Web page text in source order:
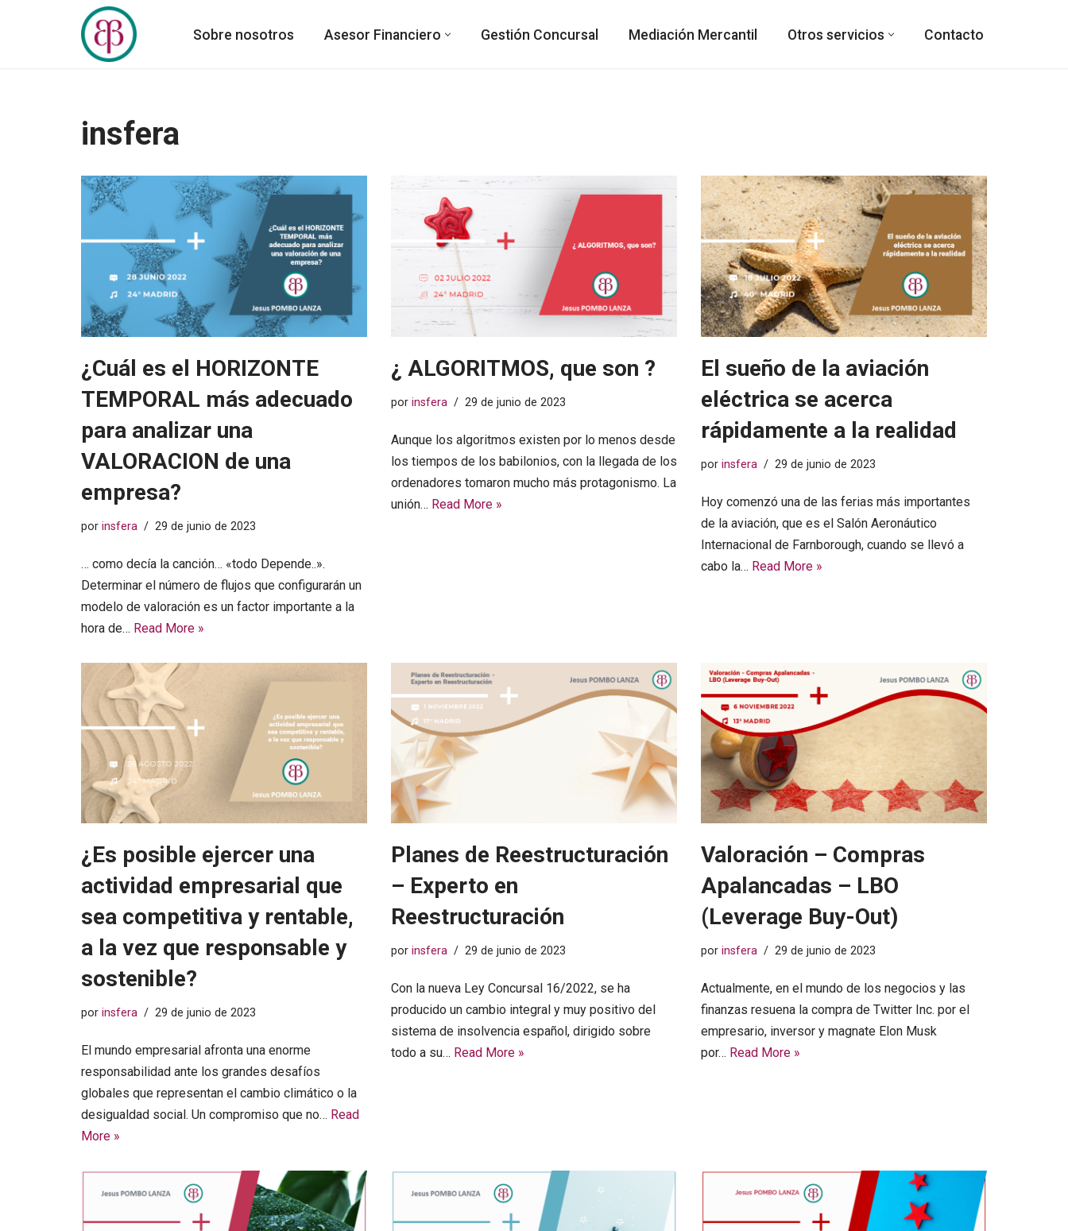
Sobre nosotros Asesor Financiero Gestión Concursal Mediación Mercantil Otros servicios Contacto
insfera
¿Cuál es el HORIZONTE
TEMPORAL más adecuado
para analizar una
VALORACION de una
empresa?
por insfera 29 de junio de 2023
… como decía la canción… «todo Depende..».
Determinar el número de flujos que configurarán un
modelo de valoración es un factor importante a la
hora de… Read More »
¿ ALGORITMOS, que son ?
por insfera 29 de junio de 2023
Aunque los algoritmos existen por lo menos desde
los tiempos de los babilonios, con la llegada de los
ordenadores tomaron mucho más protagonismo. La
unión… Read More »
El sueño de la aviación
eléctrica se acerca
rápidamente a la realidad
por insfera 29 de junio de 2023
Hoy comenzó una de las ferias más importantes
de la aviación, que es el Salón Aeronáutico
Internacional de Farnborough, cuando se llevó a
cabo la… Read More »
¿Es posible ejercer una
actividad empresarial que
sea competitiva y rentable,
a la vez que responsable y
sostenible?
por insfera 29 de junio de 2023
El mundo empresarial afronta una enorme
responsabilidad ante los grandes desafíos
globales que representan el cambio climático o la
desigualdad social. Un compromiso que no… Read
More »
Planes de Reestructuración
– Experto en
Reestructuración
por insfera 29 de junio de 2023
Con la nueva Ley Concursal 16/2022, se ha
producido un cambio integral y muy positivo del
sistema de insolvencia español, dirigido sobre
todo a su… Read More »
Valoración – Compras
Apalancadas – LBO
(Leverage Buy-Out)
por insfera 29 de junio de 2023
Actualmente, en el mundo de los negocios y las
finanzas resuena la compra de Twitter Inc. por el
empresario, inversor y magnate Elon Musk
por… Read More »